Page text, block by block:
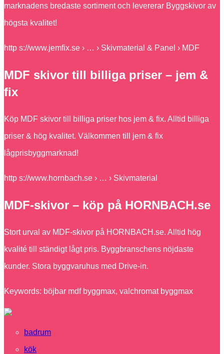
marknadens bredaste sortiment och levererar Byggskivor av
högsta kvalitet!
http s://www.jemfix.se › … › Skivmaterial & Panel › MDF
MDF skivor till billiga priser – jem &
fix
Köp MDF skivor till billiga priser hos jem & fix. Alltid billiga
priser & hög kvalitet. Välkommen till jem & fix
lågprisbyggmarknad!
http s://www.hornbach.se › … › Skivmaterial
MDF-skivor – köp på HORNBACH.se
Stort urval av MDF-skivor på HORNBACH.se. Alltid hög
kvalité till ständigt lågt pris. Byggbranschens nöjdaste
kunder. Stora byggvaruhus med Drive-in.
Keywords: böjbar mdf byggmax, valchromat byggmax
badrum
kök